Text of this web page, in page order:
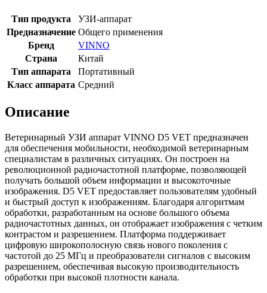
Тип продукта
УЗИ-аппарат
Предназначение Общего применения
Бренд
VINNO
Страна
Китай
Тип аппарата
Портативный
Класс аппарата Средний
Описание
Ветеринарный УЗИ аппарат VINNO D5 VET предназначен
для обеспечения мобильности, необходимой ветеринарным
специалистам в различных ситуациях. Он построен на
революционной радиочастотной платформе, позволяющей
получать большой объем информации и высокоточные
изображения. D5 VET предоставляет пользователям удобный
и быстрый доступ к изображениям. Благодаря алгоритмам
обработки, разработанным на основе большого объема
радиочастотных данных, он отображает изображения с четким
контрастом и разрешением. Платформа поддерживает
цифровую широкополосную связь нового поколения с
частотой до 25 МГц и преобразователи сигналов с высоким
разрешением, обеспечивая высокую производительность
обработки при высокой плотности канала.